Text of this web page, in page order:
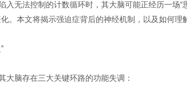
入无法控制的计数循环时，其大脑可能正经历一
。本文将揭示强迫症背后的神经机制，以及如何理
大脑存在三大关键环路的功能失调：